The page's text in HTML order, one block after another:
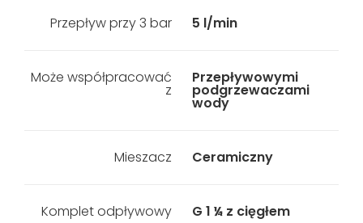
Przepływ przy 3 bar 5 l/min
Może współpracować
z
Przepływowymi
podgrzewaczami
wody
Mieszacz Ceramiczny
Komplet odpływowy G 1 ¼ z cięgłem